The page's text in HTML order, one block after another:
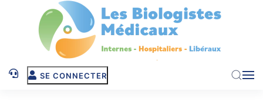
Skip to main content
SE CONNECTER